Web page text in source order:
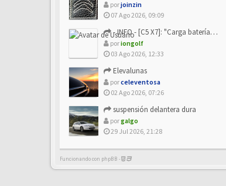
porjoinzin
07 Ago 2026, 09:09
- INFO - [C5 X7]: "Carga batería o alimentación eléctri...
poriongolf
03 Ago 2026, 12:33
Elevalunas
porceleventosa
02 Ago 2026, 07:26
suspensión delantera dura
porgalgo
29 Jul 2026, 21:28
Funcionando con phpBB -